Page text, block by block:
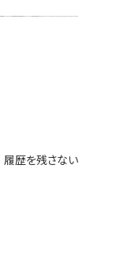
履歴を残さない